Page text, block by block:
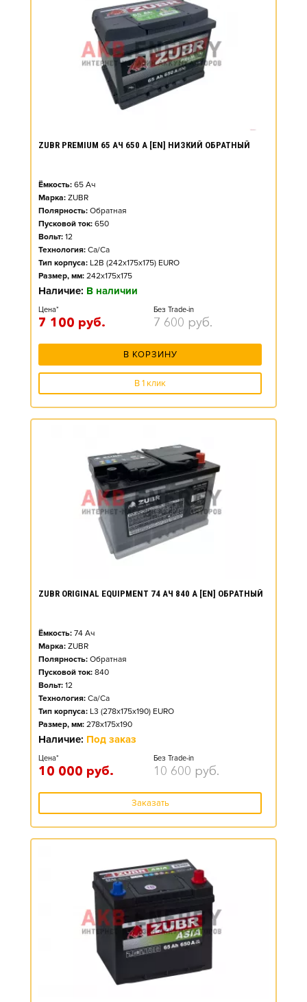
ZUBR PREMIUM 65 АЧ 650 А [EN] НИЗКИЙ ОБРАТНЫЙ
Ёмкость: 65 Ач
Марка: ZUBR
Полярность: Обратная
Пусковой ток: 650
Вольт: 12
Технология: Ca/Ca
Тип корпуса: L2B (242x175x175) EURO
Размер, мм: 242x175x175
Наличие: В наличии
Цена*
7 100 руб.
Без Trade-in
7 600 руб.
В КОРЗИНУ
В 1 клик
ZUBR ORIGINAL EQUIPMENT 74 АЧ 840 А [EN] ОБРАТНЫЙ
Ёмкость: 74 Ач
Марка: ZUBR
Полярность: Обратная
Пусковой ток: 840
Вольт: 12
Технология: Ca/Ca
Тип корпуса: L3 (278x175x190) EURO
Размер, мм: 278x175x190
Наличие: Под заказ
Цена*
10 000 руб.
Без Trade-in
10 600 руб.
Заказать